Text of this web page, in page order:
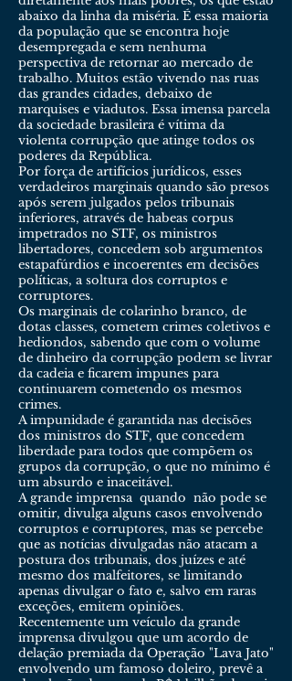
abaixo da linha da miséria. É essa maioria
da população que se encontra hoje
desempregada e sem nenhuma
perspectiva de retornar ao mercado de
trabalho. Muitos estão vivendo nas ruas
das grandes cidades, debaixo de
marquises e viadutos. Essa imensa parcela
da sociedade brasileira é vítima da
violenta corrupção que atinge todos os
poderes da República.
Por força de artifícios jurídicos, esses
verdadeiros marginais quando são presos
após serem julgados pelos tribunais
inferiores, através de habeas corpus
impetrados no STF, os ministros
libertadores, concedem sob argumentos
estapafúrdios e incoerentes em decisões
políticas, a soltura dos corruptos e
corruptores.
Os marginais de colarinho branco, de
dotas classes, cometem crimes coletivos e
hediondos, sabendo que com o volume
de dinheiro da corrupção podem se livrar
da cadeia e ficarem impunes para
continuarem cometendo os mesmos
crimes.
A impunidade é garantida nas decisões
dos ministros do STF, que concedem
liberdade para todos que compõem os
grupos da corrupção, o que no mínimo é
um absurdo e inaceitável.
A grande imprensa quando não pode se
omitir, divulga alguns casos envolvendo
corruptos e corruptores, mas se percebe
que as notícias divulgadas não atacam a
postura dos tribunais, dos juízes e até
mesmo dos malfeitores, se limitando
apenas divulgar o fato e, salvo em raras
exceções, emitem opiniões.
Recentemente um veículo da grande
imprensa divulgou que um acordo de
delação premiada da Operação "Lava Jato"
envolvendo um famoso doleiro, prevê a